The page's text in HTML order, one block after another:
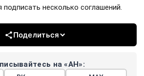
подписать несколько соглашений.
Поделиться
на «АН»: